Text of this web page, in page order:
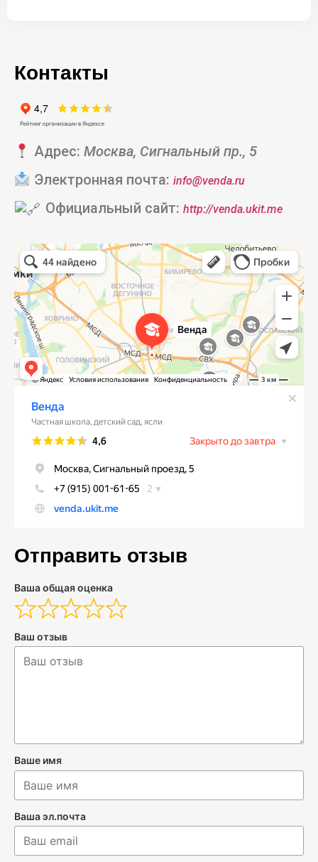
Контакты
Адрес: Москва, Сигнальный пр., 5
Электронная почта: info@venda.ru
Официальный сайт: http://venda.ukit.me
Венда
Частная школа в Москве
Детский сад, ясли в Москве
Отправить отзыв
Ваша общая оценка
Ваш отзыв
Ваше имя
Ваша эл.почта